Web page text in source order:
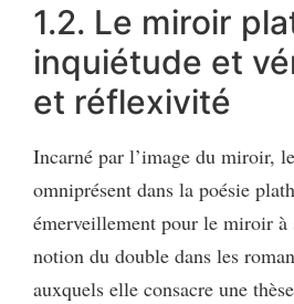
1.2. Le miroir
inquiétude et
et réflexivité
Incarné par l’image du miroir,
omniprésent dans la poésie
émerveillement pour le miroir à
notion du double dans les
auxquels elle consacre une